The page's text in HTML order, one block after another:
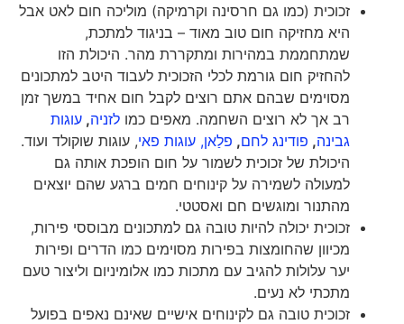
זכוכית (כמו גם חרסינה וקרמיקה) מוליכה חום לאט אבל
היא מחזיקה חום טוב מאוד – בניגוד למתכת,
שמתחממת במהירות ומתקררת מהר. היכולת הזו
להחזיק חום גורמת לכלי הזכוכית לעבוד היטב למתכונים
מסוימים שבהם אתם רוצים לקבל חום אחיד במשך זמן
רב אך לא רוצים השחמה. מאפים כמולזניה,עוגות
גבינה,פודינג לחם,פלַאן, עוגות פאי, עוגות שוקולד ועוד.
היכולת של זכוכית לשמור על חום הופכת אותה גם
למעולה לשמירה על קינוחים חמים ברגע שהם יוצאים
מהתנור ומוגשים חם ואסטטי.
זכוכית יכולה להיות טובה גם למתכונים מבוססי פירות,
מכיוון שהחומצות בפירות מסוימים כמו הדרים ופירות
יער עלולות להגיב עם מתכות כמו אלומיניום וליצור טעם
מתכתי לא נעים.
זכוכית טובה גם לקינוחים אישיים שאינם נאפים בפועל